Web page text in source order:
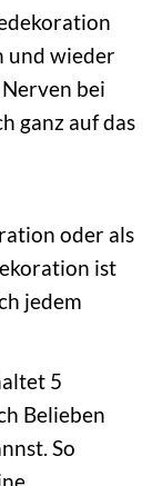
und wieder
bei
ganz auf das
oder als
ist
jedem
5
Belieben
So